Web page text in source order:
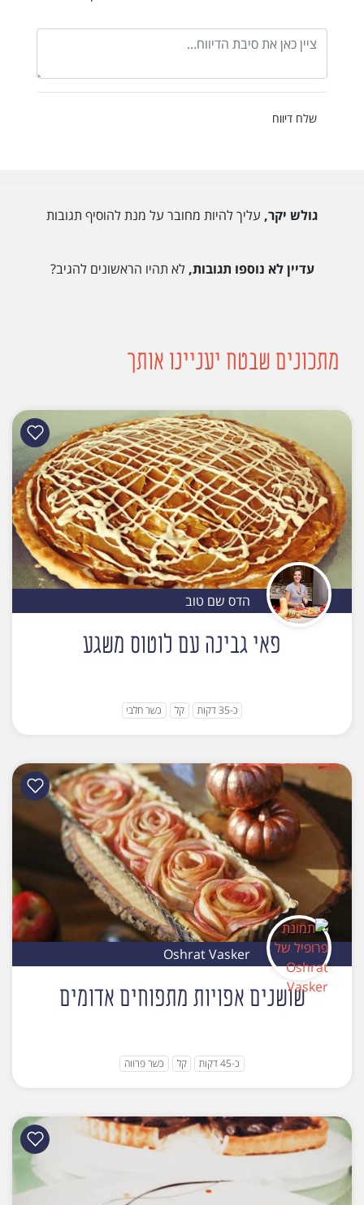
שלח דיווח
גולש יקר, עליך להיות מחובר על מנת להוסיף תגובות
עדיין לא נוספו תגובות,לא תהיו הראשונים להגיב?
מתכונים שבטח יעניינו אותך
הדס שם טוב
פאי גבינה עם לוטוס משגע
כ-35 דקות קל כשר חלבי
Oshrat Vasker
שושנים אפויות מתפוחים אדומים
כ-45 דקות קל כשר פרווה